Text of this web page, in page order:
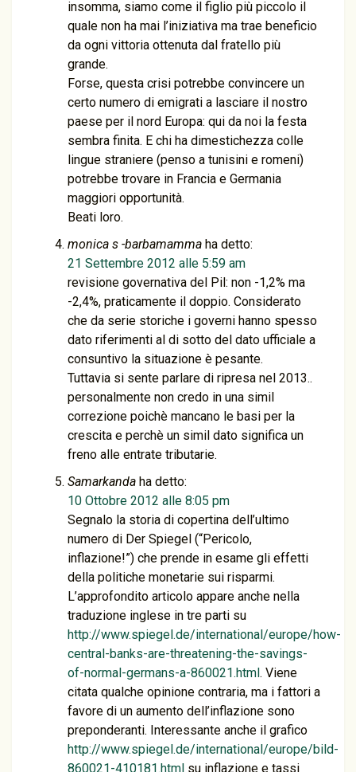
insomma, siamo come il figlio più piccolo il
quale non ha mai l’iniziativa ma trae beneficio
da ogni vittoria ottenuta dal fratello più
grande.
Forse, questa crisi potrebbe convincere un
certo numero di emigrati a lasciare il nostro
paese per il nord Europa: qui da noi la festa
sembra finita. E chi ha dimestichezza colle
lingue straniere (penso a tunisini e romeni)
potrebbe trovare in Francia e Germania
maggiori opportunità.
Beati loro.
monica s -barbamamma ha detto:
21 Settembre 2012 alle 5:59 am
revisione governativa del Pil: non -1,2% ma
-2,4%, praticamente il doppio. Considerato
che da serie storiche i governi hanno spesso
dato riferimenti al di sotto del dato ufficiale a
consuntivo la situazione è pesante.
Tuttavia si sente parlare di ripresa nel 2013..
personalmente non credo in una simil
correzione poichè mancano le basi per la
crescita e perchè un simil dato significa un
freno alle entrate tributarie.
Samarkanda ha detto:
10 Ottobre 2012 alle 8:05 pm
Segnalo la storia di copertina dell’ultimo
numero di Der Spiegel (“Pericolo,
inflazione!”) che prende in esame gli effetti
della politiche monetarie sui risparmi.
L’approfondito articolo appare anche nella
traduzione inglese in tre parti su
http://www.spiegel.de/international/europe/how-
central-banks-are-threatening-the-savings-
of-normal-germans-a-860021.html. Viene
citata qualche opinione contraria, ma i fattori a
favore di un aumento dell’inflazione sono
preponderanti. Interessante anche il grafico
http://www.spiegel.de/international/europe/bild-
860021-410181.html su inflazione e tassi